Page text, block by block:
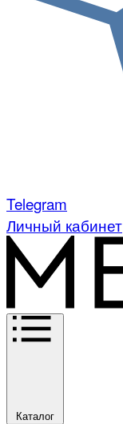
Telegram
Личный кабинет
Каталог